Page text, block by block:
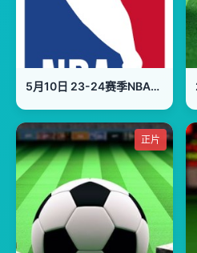
5月10日 23-24赛季NBA季后赛半决赛G2 独行侠VS雷霆
正片